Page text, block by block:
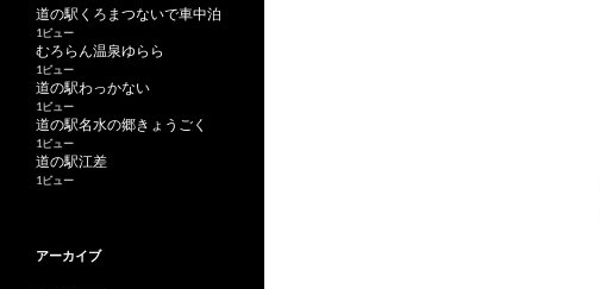
道の駅くろまつないで車中泊
1ビュー
むろらん温泉ゆらら
1ビュー
道の駅わっかない
1ビュー
道の駅名水の郷きょうごく
1ビュー
道の駅江差
1ビュー
アーカイブ